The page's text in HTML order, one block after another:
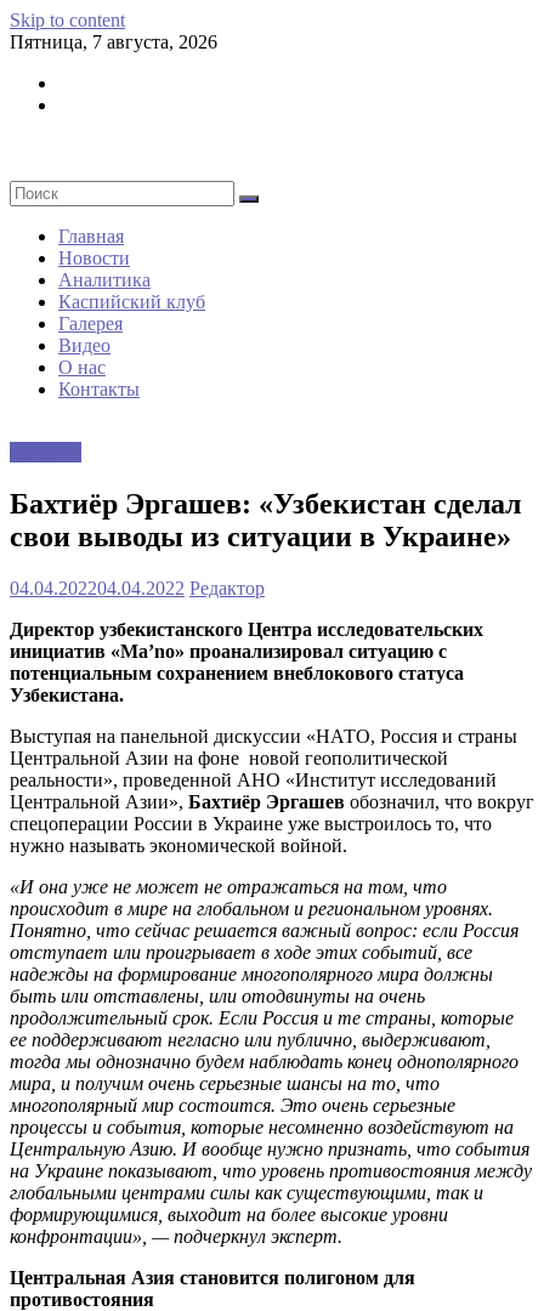
Skip to content
Пятница, 7 августа, 2026
Главная
Новости
Аналитика
Каспийский клуб
Галерея
Видео
О нас
Контакты
Бахтиёр Эргашев: «Узбекистан сделал
свои выводы из ситуации в Украине»
04.04.202204.04.2022 Редактор
Директор узбекистанского Центра исследовательских
инициатив «Ma’no» проанализировал ситуацию с
потенциальным сохранением внеблокового статуса
Узбекистана.
Выступая на панельной дискуссии «НАТО, Россия и страны
Центральной Азии на фоне новой геополитической
реальности», проведенной АНО «Институт исследований
Центральной Азии», Бахтиёр Эргашев обозначил, что вокруг
спецоперации России в Украине уже выстроилось то, что
нужно называть экономической войной.
«И она уже не может не отражаться на том, что
происходит в мире на глобальном и региональном уровнях.
Понятно, что сейчас решается важный вопрос: если Россия
отступает или проигрывает в ходе этих событий, все
надежды на формирование многополярного мира должны
быть или отставлены, или отодвинуты на очень
продолжительный срок. Если Россия и те страны, которые
ее поддерживают негласно или публично, выдерживают,
тогда мы однозначно будем наблюдать конец однополярного
мира, и получим очень серьезные шансы на то, что
многополярный мир состоится. Это очень серьезные
процессы и события, которые несомненно воздействуют на
Центральную Азию. И вообще нужно признать, что события
на Украине показывают, что уровень противостояния между
глобальными центрами силы как существующими, так и
формирующимися, выходит на более высокие уровни
конфронтации», — подчеркнул эксперт.
Центральная Азия становится полигоном для
противостояния